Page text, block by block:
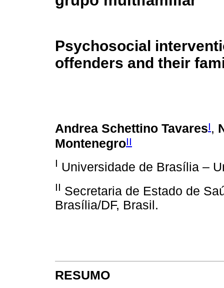
Psychosocial
offenders and their
Andrea Schettino TavaresI,
MontenegroII
I Universidade de Brasília –
II Secretaria de Estado de
Brasília/DF, Brasil.
RESUMO